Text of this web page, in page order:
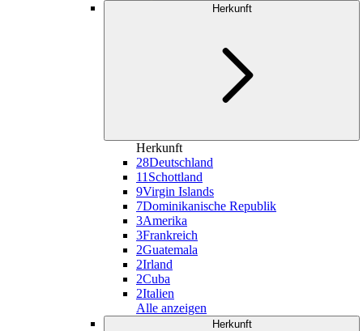
Herkunft
Herkunft
28Deutschland
11 Schottland
9Virgin Islands
7Dominikanische Republik
3Amerika
3Frankreich
2Guatemala
2Irland
2Cuba
2Italien
Alle anzeigen
Herkunft